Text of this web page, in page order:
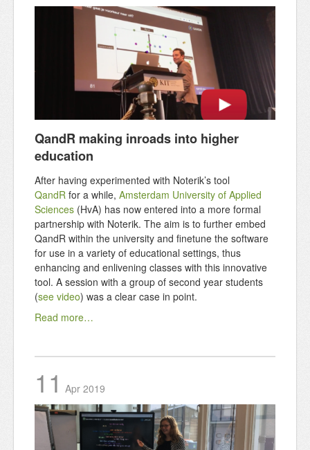
QandR making inroads into higher
education
After having experimented with Noterik’s tool
QandR for a while, Amsterdam University of Applied
Sciences (HvA) has now entered into a more formal
partnership with Noterik. The aim is to further embed
QandR within the university and finetune the software
for use in a variety of educational settings, thus
enhancing and enlivening classes with this innovative
tool. A session with a group of second year students
(see video) was a clear case in point.
Read more…
11 Apr 2019